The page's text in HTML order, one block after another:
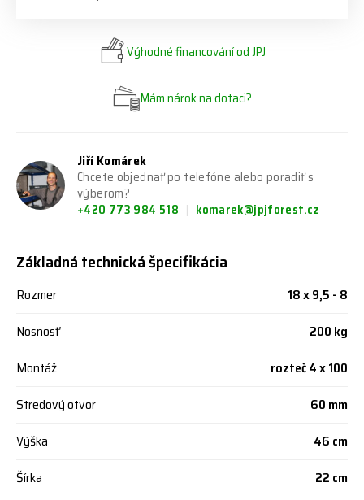
Výhodné financování od JPJ
Mám nárok na dotaci?
Jiří Komárek
Chcete objednať po telefóne alebo poradiť s
výberom?
+420 773 984 518
komarek@jpjforest.cz
Základná technická špecifikácia
Rozmer
18 x 9,5 - 8
Nosnosť
200 kg
Montáž
rozteč 4 x 100
Stredový otvor
60 mm
Výška
46 cm
Šírka
22 cm